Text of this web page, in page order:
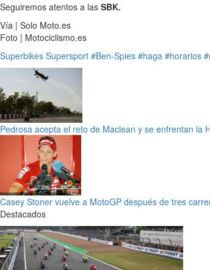
Seguiremos atentos a las SBK.
Vía | Solo Moto.es
Foto | Motociclismo.es
Superbikes Supersport #Ben-Spies #haga #horarios
Pedrosa acepta el reto de Maclean y se enfrentan la
Casey Stoner vuelve a MotoGP después de tres
Destacados